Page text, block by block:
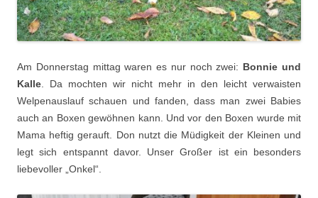
Am Donnerstag mittag waren es nur noch zwei: Bonnie und
Kalle . Da mochten wir nicht mehr in den leicht verwaisten
Welpenauslauf schauen und fanden, dass man zwei Babies
auch an Boxen gewöhnen kann. Und vor den Boxen wurde mit
Mama heftig gerauft. Don nutzt die Müdigkeit der Kleinen und
legt sich entspannt davor. Unser Großer ist ein besonders
liebevoller „Onkel“.